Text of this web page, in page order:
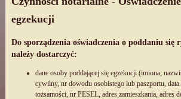
egzekucji
Do sporządzenia oświadczenia o poddaniu się
należy dostarczyć:
dane osoby poddającej się egzekucji (imiona,
cywilny, nr dowodu osobistego lub paszportu,
tożsamości, nr PESEL, adres zamieszkania, adres